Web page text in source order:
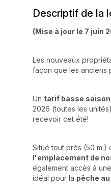
Descriptif de la
(Mise à jour le 7 juin
Les nouveaux
façon que les anciens
Un tarif basse saison
2026 (toutes les
recevoir cet été!
Situé tout près (50 m.)
l'emplacement de
également accès à
idéal pour la pêche